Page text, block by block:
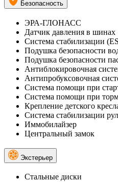
Безопасность
ЭРА-ГЛОНАСС
Датчик давления в шинах
Система стабилизации
Подушка безопасности
Подушка безопасности
Антиблокировочная
Антипробуксовочная
Система помощи при
Система помощи при
Крепление детского
Система стабилизации
Иммобилайзер
Центральный замок
Экстерьер
Стальные диски